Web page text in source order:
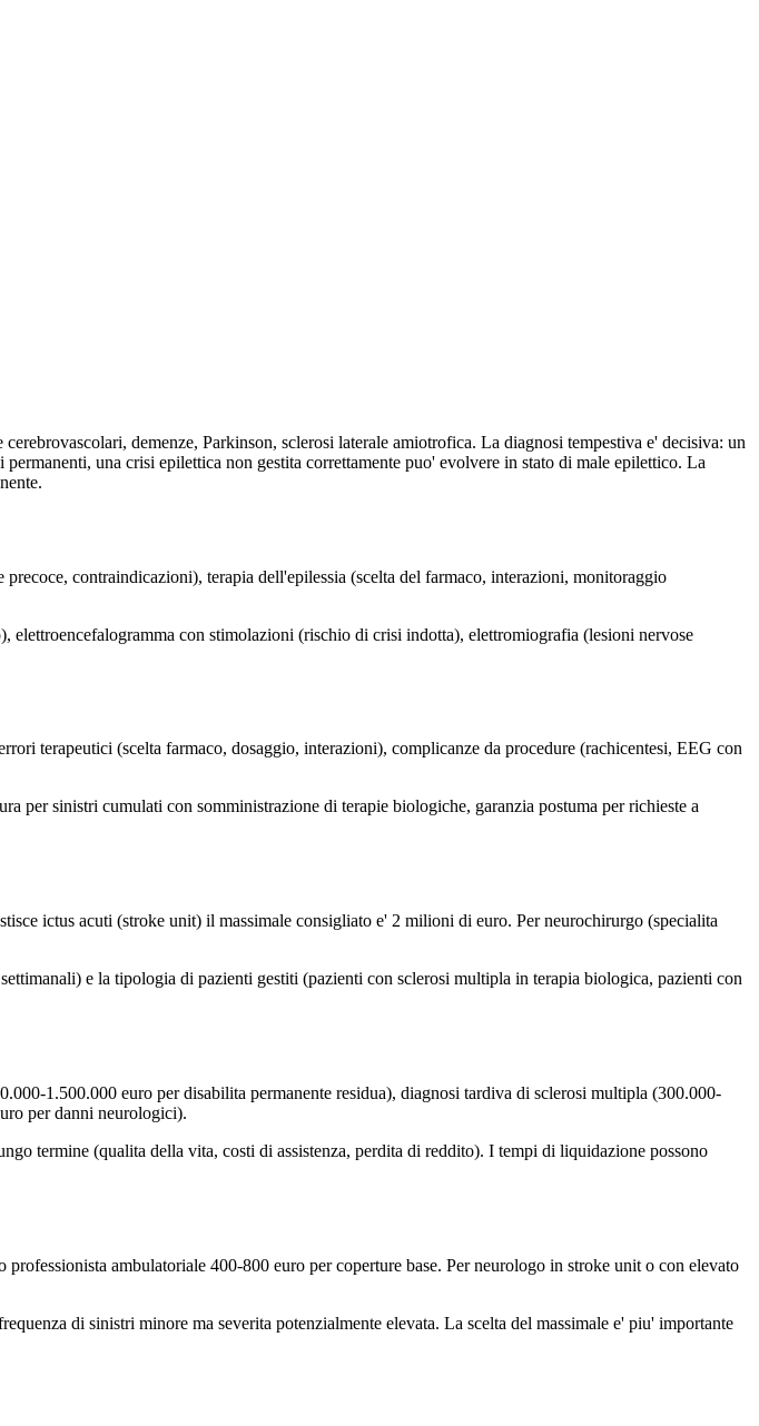
demenze, Parkinson, sclerosi laterale amiotrofica. La diagnosi tempestiva e' decisiva: un
una crisi epilettica non gestita correttamente puo' evolvere in stato di male epilettico. La
contraindicazioni), terapia dell'epilessia (scelta del farmaco, interazioni, monitoraggio
elettroencefalogramma con stimolazioni (rischio di crisi indotta), elettromiografia (lesioni nervose
terapeutici (scelta farmaco, dosaggio, interazioni), complicanze da procedure (rachicentesi, EEG con
per sinistri cumulati con somministrazione di terapie biologiche, garanzia postuma per richieste a
ictus acuti (stroke unit) il massimale consigliato e' 2 milioni di euro. Per neurochirurgo (specialita
e la tipologia di pazienti gestiti (pazienti con sclerosi multipla in terapia biologica, pazienti con
1.500.000 euro per disabilita permanente residua), diagnosi tardiva di sclerosi multipla (300.000-
per danni neurologici).
termine (qualita della vita, costi di assistenza, perdita di reddito). I tempi di liquidazione possono
ambulatoriale 400-800 euro per coperture base. Per neurologo in stroke unit o con elevato
di sinistri minore ma severita potenzialmente elevata. La scelta del massimale e' piu' importante